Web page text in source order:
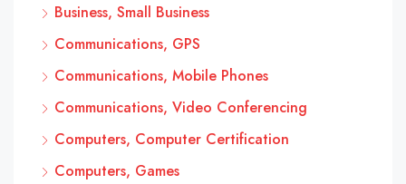
Business, Small Business
Communications, GPS
Communications, Mobile Phones
Communications, Video Conferencing
Computers, Computer Certification
Computers, Games